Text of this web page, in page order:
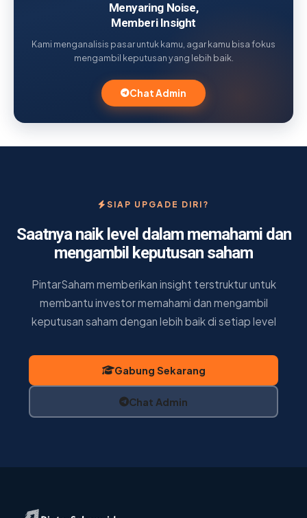
Menyaring Noise,
Memberi Insight
Kami menganalisis pasar untuk kamu, agar kamu bisa fokus
mengambil keputusan yang lebih baik.
Chat Admin
SIAP UPGADE DIRI?
Saatnya naik level dalam memahami dan
mengambil keputusan saham
PintarSaham memberikan insight terstruktur untuk
membantu investor memahami dan mengambil
keputusan saham dengan lebih baik di setiap level
Gabung Sekarang
Chat Admin